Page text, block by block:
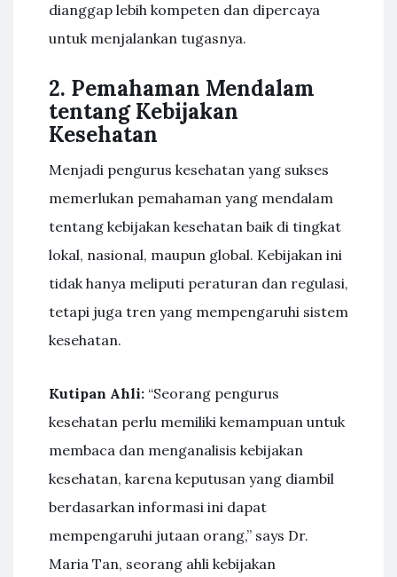
dianggap lebih kompeten dan dipercaya
untuk menjalankan tugasnya.
2. Pemahaman Mendalam
tentang Kebijakan
Kesehatan
Menjadi pengurus kesehatan yang sukses
memerlukan pemahaman yang mendalam
tentang kebijakan kesehatan baik di tingkat
lokal, nasional, maupun global. Kebijakan ini
tidak hanya meliputi peraturan dan regulasi,
tetapi juga tren yang mempengaruhi sistem
kesehatan.
Kutipan Ahli: “Seorang pengurus
kesehatan perlu memiliki kemampuan untuk
membaca dan menganalisis kebijakan
kesehatan, karena keputusan yang diambil
berdasarkan informasi ini dapat
mempengaruhi jutaan orang,” says Dr.
Maria Tan, seorang ahli kebijakan